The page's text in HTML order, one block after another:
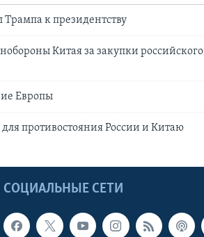
Трампа к президентству
Китая за закупки российского
Европы
противостояния России и Китаю
СОЦИАЛЬНЫЕ СЕТИ